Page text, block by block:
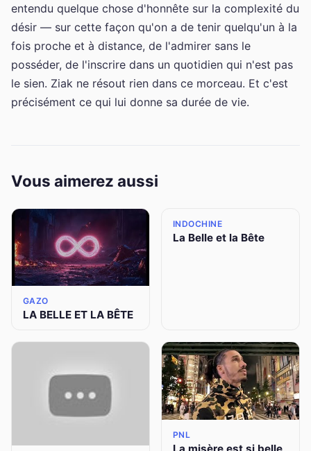
entendu quelque chose d'honnête sur la complexité du
désir — sur cette façon qu'on a de tenir quelqu'un à la
fois proche et à distance, de l'admirer sans le
posséder, de l'inscrire dans un quotidien qui n'est pas
le sien. Ziak ne résout rien dans ce morceau. Et c'est
précisément ce qui lui donne sa durée de vie.
Vous aimerez aussi
GAZO
LA BELLE ET LA BÊTE
INDOCHINE
La Belle et la Bête
PNL
La misère est si belle